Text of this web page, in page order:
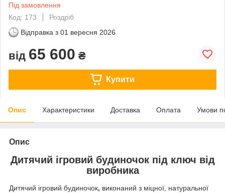
Під замовлення
Код: 173
Роздріб
Відправка з 01 вересня 2026
від 65 600 ₴
Купити
Опис Характеристики Доставка Оплата Умови
Опис
Дитячий ігровий будиночок під ключ від
виробника
Дитячий ігровий будиночок, виконаний з міцної, натуральної